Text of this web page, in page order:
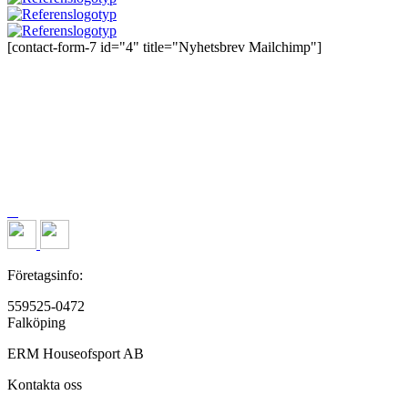
[contact-form-7 id="4" title="Nyhetsbrev Mailchimp"]
Företagsinfo:
559525-0472
Falköping
ERM Houseofsport AB
Kontakta oss